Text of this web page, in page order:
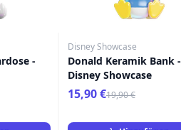
-
Disney Showcase
Donald Keramik Bank -
Disney Showcase
15,90 €19,90 €